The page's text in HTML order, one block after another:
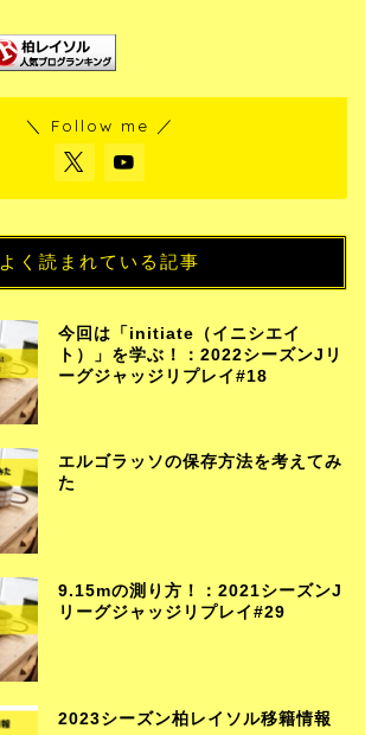
＼ Follow me ／
よく読まれている記事
今回は「initiate（イニシエイ
ト）」を学ぶ！：2022シーズンJリ
ーグジャッジリプレイ#18
エルゴラッソの保存方法を考えてみ
た
9.15mの測り方！：2021シーズンJ
リーグジャッジリプレイ#29
2023シーズン柏レイソル移籍情報